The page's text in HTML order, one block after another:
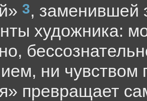
3, заменившей
художника:
ни чувством
превращает